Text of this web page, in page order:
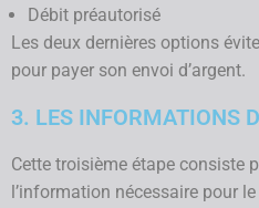
Débit préautorisé
Les deux dernières options
pour payer son envoi d’argent.
3. LES INFORMATIONS
Cette troisième étape consiste
l’information nécessaire pour